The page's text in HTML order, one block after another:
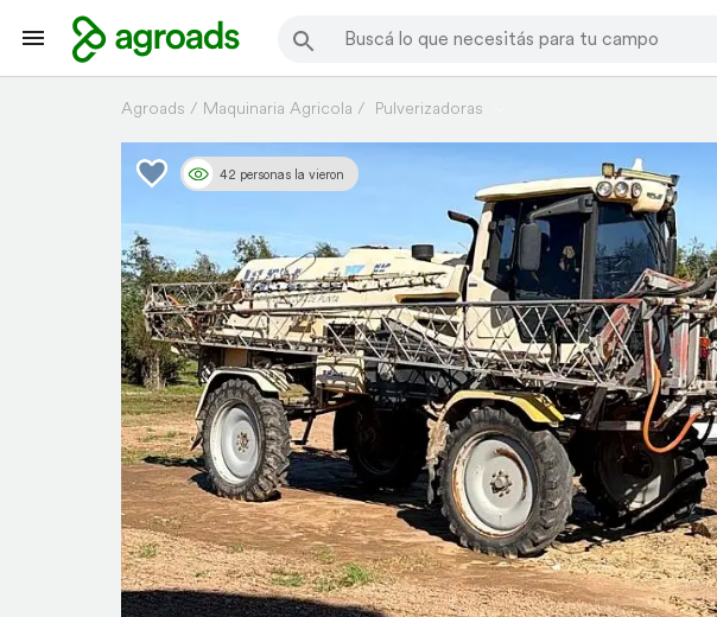
Agroads Maquinaria Agricola Pulverizadoras
42 personas la vieron